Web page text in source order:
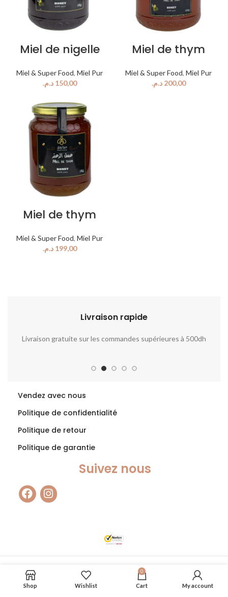
Miel de nigelle
Miel & Super Food, Miel Pur
د.م.
Miel de thym
Miel & Super Food, Miel Pur
د.م.
Miel de thym
Miel & Super Food, Miel Pur
د.م.
Livraison rapide​​
Livraison gratuite sur les commandes supérieures à 500dh
Vendez avec nous
Politique de confidentialité
Politique de retour
Politique de garantie
Suivez nous
2022 CREATED BY SNAPIOM - Marketing agency
Shop Wishlist
0
Cart My account